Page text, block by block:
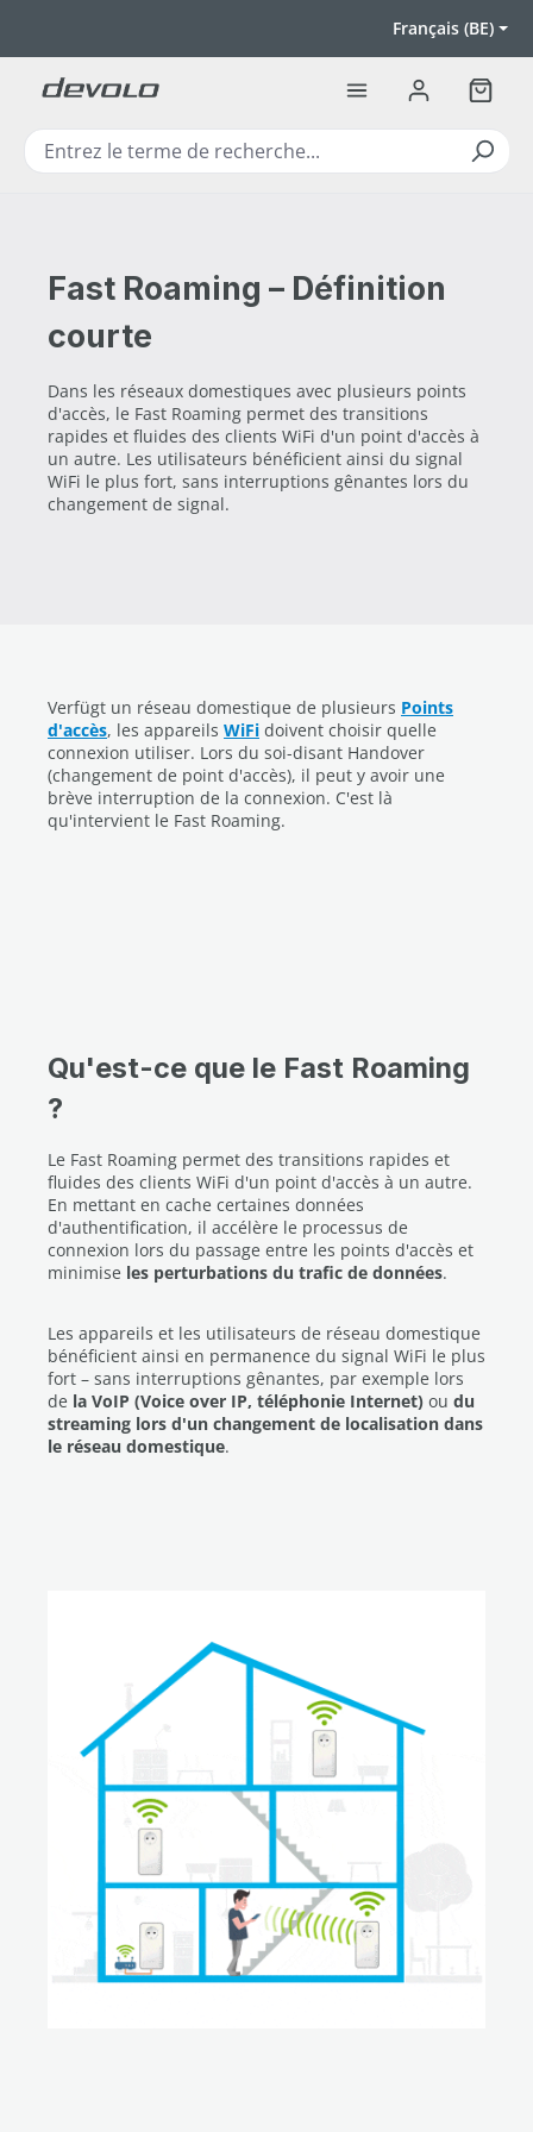
Français (BE)
Le
Fast Roaming – Définition
courte
Dans les réseaux domestiques avec plusieurs points
d'accès, le Fast Roaming permet des transitions
rapides et fluides des clients WiFi d'un point d'accès à
un autre. Les utilisateurs bénéficient ainsi du signal
WiFi le plus fort, sans interruptions gênantes lors du
changement de signal.
Verfügt un réseau domestique de plusieurs Points
d'accès, les appareils WiFi doivent choisir quelle
connexion utiliser. Lors du soi-disant Handover
(changement de point d'accès), il peut y avoir une
brève interruption de la connexion. C'est là
qu'intervient le Fast Roaming.
Qu'est-ce que le Fast Roaming
?
Le Fast Roaming permet des transitions rapides et
fluides des clients WiFi d'un point d'accès à un autre.
En mettant en cache certaines données
d'authentification, il accélère le processus de
connexion lors du passage entre les points d'accès et
minimise les perturbations du trafic de données.
Les appareils et les utilisateurs de réseau domestique
bénéficient ainsi en permanence du signal WiFi le plus
fort – sans interruptions gênantes, par exemple lors
de la VoIP (Voice over IP, téléphonie Internet) ou du
streaming lors d'un changement de localisation dans
le réseau domestique.